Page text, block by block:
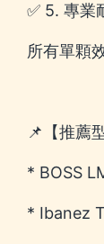
✅ 5. 專業
所有單顆
📌【推薦
* BOSS
* Ibanez